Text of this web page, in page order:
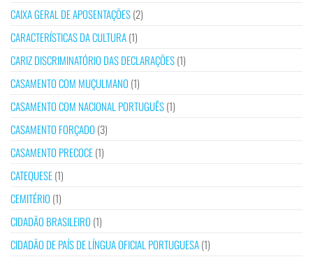
CAIXA GERAL DE APOSENTAÇÕES(2)
CARACTERÍSTICAS DA CULTURA(1)
CARIZ DISCRIMINATÓRIO DAS DECLARAÇÕES(1)
CASAMENTO COM MUÇULMANO (1)
CASAMENTO COM NACIONAL PORTUGUÊS(1)
CASAMENTO FORÇADO (3)
CASAMENTO PRECOCE(1)
CATEQUESE(1)
CEMITÉRIO (1)
CIDADÃO BRASILEIRO (1)
CIDADÃO DE PAÍS DE LÍNGUA OFICIAL PORTUGUESA(1)